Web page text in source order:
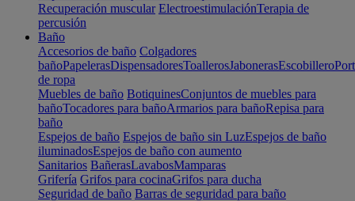
Recuperación muscular ElectroestimulaciónTerapia de
percusión
Baño
Accesorios de baño Colgadores
bañoPapelerasDispensadoresToallerosJabonerasEscobillero
de ropa
Muebles de baño BotiquinesConjuntos de muebles para
bañoTocadores para bañoArmarios para bañoRepisa para
baño
Espejos de baño Espejos de baño sin LuzEspejos de baño
iluminadosEspejos de baño con aumento
Sanitarios BañerasLavabosMamparas
Grifería Grifos para cocinaGrifos para ducha
Seguridad de baño Barras de seguridad para baño